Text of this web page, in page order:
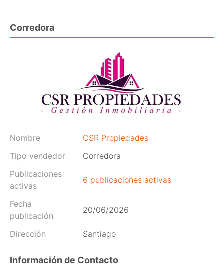
Corredora
Nombre
CSR Propiedades
Tipo vendedor
Corredora
Publicaciones
activas
6 publicaciones activas
Fecha
publicación
20/06/2026
Dirección Santiago
Información de Contacto